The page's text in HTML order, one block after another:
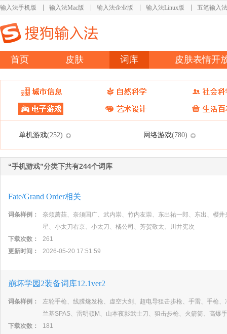
输入法手机版 输入法Mac版 输入法企业版 输入法Linux版 五笔输入法
首页 皮肤 词库 皮肤表情开
单机游戏(252) 网络游戏(780)
“手机游戏”分类下共有244个词库
Fate/Grand Order相关
词条样例：
奈须蘑菇、奈须国广、武内崇、竹内友崇、东出祐一郎、东出、樱
星、小太刀右京、小太刀、橘公司、芳贺敬太、川井宪次
下载次数：
261
更新时间：
2026-05-20 17:51:59
崩坏学园2装备词库12.1ver2
词条样例：
左轮手枪、线膛燧发枪、虚空大剑、超电导狙击步枪、手雷、手枪
兰基SPAS、雷明顿M、山本夜影武士刀、狙击步枪、火箭筒、高爆
下载次数：
181